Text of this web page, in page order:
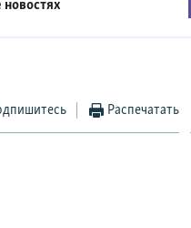
новостях
Распечатать